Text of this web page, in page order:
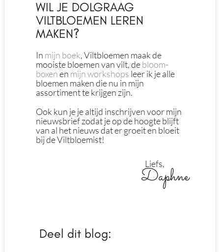
WIL JE DOLGRAAG
VILTBLOEMEN LEREN
MAKEN?
In mijn boek, Viltbloemen maak de
mooiste bloemen van vilt, debloom-
boxenen mijn workshops leer ik je alle
bloemen maken die nu in mijn
assortiment te krijgen zijn.
Ook kun je je altijd inschrijven voor mijn
nieuwsbrief zodat je op de hoogte blijft
van al het nieuws dat er groeit en bloeit
bij de Viltbloemist!
Liefs,
Daphne
Deel dit blog: